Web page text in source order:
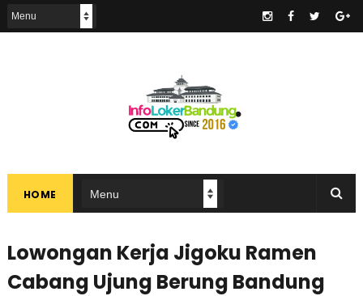
HOME
Lowongan Kerja Jigoku Ramen
Cabang Ujung Berung Bandung